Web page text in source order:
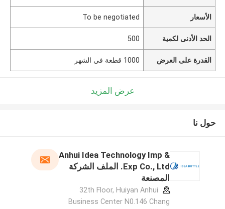
الأسعار To be negotiated
الحد الأدنى لكمية 500
القدرة على العرض 1000 قطعة في الشهر
عرض المزيد
حول نا
Anhui Idea Technology Imp &
Exp Co., Ltd. الملف الشركة
المصنعة
32th Floor, Huiyan Anhui
Business Center N0.146 Chang